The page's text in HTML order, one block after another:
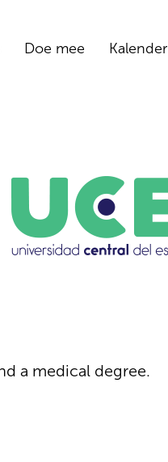
Doe mee Kalender
a medical degree.